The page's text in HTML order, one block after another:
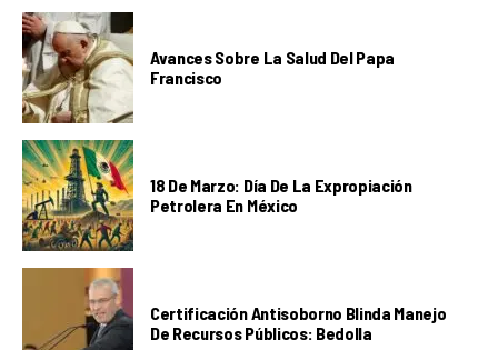
Avances Sobre La Salud Del Papa
Francisco
18 De Marzo: Día De La Expropiación
Petrolera En México
Certificación Antisoborno Blinda Manejo
De Recursos Públicos: Bedolla